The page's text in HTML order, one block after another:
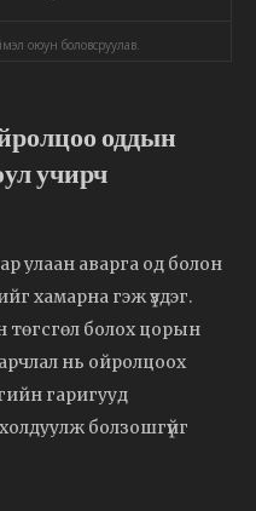
оюун боловсруулав.
оддын
учирч
улаан аварга од болон
хамарна гэж үздэг.
төгсгөл болох цорын
нь ойролцоох
гаригууд
болзошгүйг